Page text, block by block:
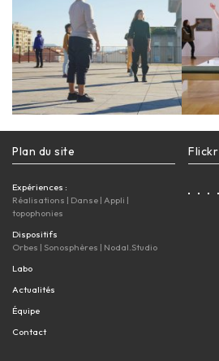
Plan du site
Expériences :
Réalisations | Danse | Appli |
topophonies
Dispositifs
Orbes | Sonosphères | Nodal.Studio
Labo
Actualités
Équipe
Contact
Flickr